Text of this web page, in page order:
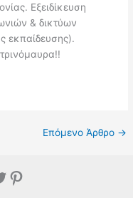
Εξειδίκευση
& δικτύων
εκπαίδευσης).
Επόμενο Άρθρο →
Pinterest